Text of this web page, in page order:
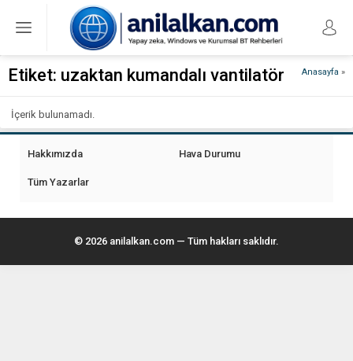
Anasayfa »
Etiket: uzaktan kumandalı vantilatör
İçerik bulunamadı.
Hakkımızda Hava Durumu
Tüm Yazarlar
© 2026 anilalkan.com — Tüm hakları saklıdır.